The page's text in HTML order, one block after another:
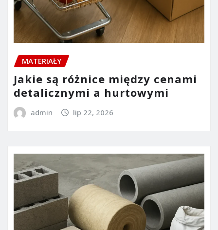
MATERIAŁY
Jakie są różnice między cenami
detalicznymi a hurtowymi
admin lip 22, 2026